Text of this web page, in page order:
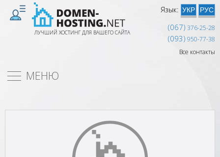
ЛУЧШИЙ ХОСТИНГ ДЛЯ ВАШЕГО САЙТА
Язык: УКР РУС
(067) 376-25-28
(093) 950-77-38
Все контакты
МЕНЮ